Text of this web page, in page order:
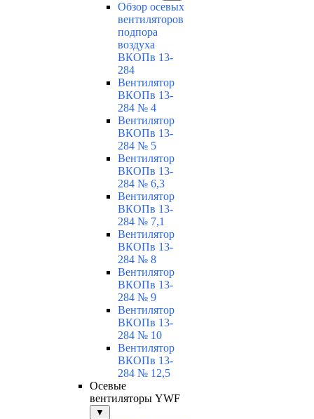
Обзор осевых
вентиляторов
подпора
воздуха
ВКОПв 13-
284
Вентилятор
ВКОПв 13-
284 № 4
Вентилятор
ВКОПв 13-
284 № 5
Вентилятор
ВКОПв 13-
284 № 6,3
Вентилятор
ВКОПв 13-
284 № 7,1
Вентилятор
ВКОПв 13-
284 № 8
Вентилятор
ВКОПв 13-
284 № 9
Вентилятор
ВКОПв 13-
284 № 10
Вентилятор
ВКОПв 13-
284 № 12,5
Осевые
вентиляторы YWF
▼